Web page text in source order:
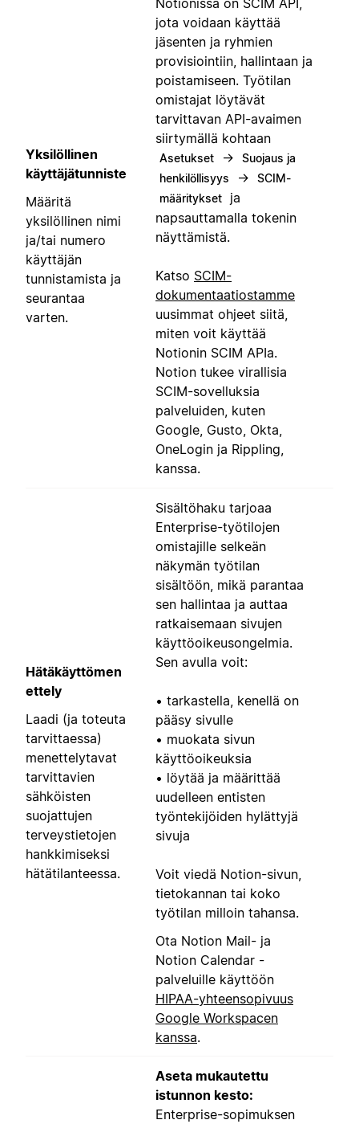
Yksilöllinen
käyttäjätunniste
Määritä
yksilöllinen nimi
ja/tai numero
käyttäjän
tunnistamista ja
seurantaa
varten.
Notionissa on SCIM API,
jota voidaan käyttää
jäsenten ja ryhmien
provisiointiin, hallintaan ja
poistamiseen. Työtilan
omistajat löytävät
tarvittavan API-avaimen
siirtymällä kohtaan
Asetukset →
Suojaus ja
henkilöllisyys
→
SCIM-
määritykset
ja
napsauttamalla tokenin
näyttämistä.
Katso SCIM-
dokumentaatiostamme
uusimmat ohjeet siitä,
miten voit käyttää
Notionin SCIM APIa.
Notion tukee virallisia
SCIM-sovelluksia
palveluiden, kuten
Google, Gusto, Okta,
OneLogin ja Rippling,
kanssa.
Hätäkäyttömen
ettely
Laadi (ja toteuta
tarvittaessa)
menettelytavat
tarvittavien
sähköisten
suojattujen
terveystietojen
hankkimiseksi
hätätilanteessa.
Sisältöhaku tarjoaa
Enterprise-työtilojen
omistajille selkeän
näkymän työtilan
sisältöön, mikä parantaa
sen hallintaa ja auttaa
ratkaisemaan sivujen
käyttöoikeusongelmia.
Sen avulla voit:
• tarkastella, kenellä on
pääsy sivulle
• muokata sivun
käyttöoikeuksia
• löytää ja määrittää
uudelleen entisten
työntekijöiden hylättyjä
sivuja
Voit viedä Notion-sivun,
tietokannan tai koko
työtilan milloin tahansa.
Ota Notion Mail- ja
Notion Calendar -
palveluille käyttöön
HIPAA-yhteensopivuus
Google Workspacen
kanssa.
Aseta mukautettu
istunnon kesto:
Enterprise-sopimuksen